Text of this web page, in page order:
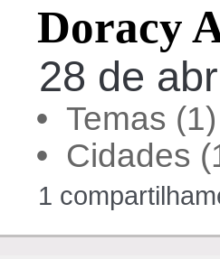
Doracy
28 de
•
•
1